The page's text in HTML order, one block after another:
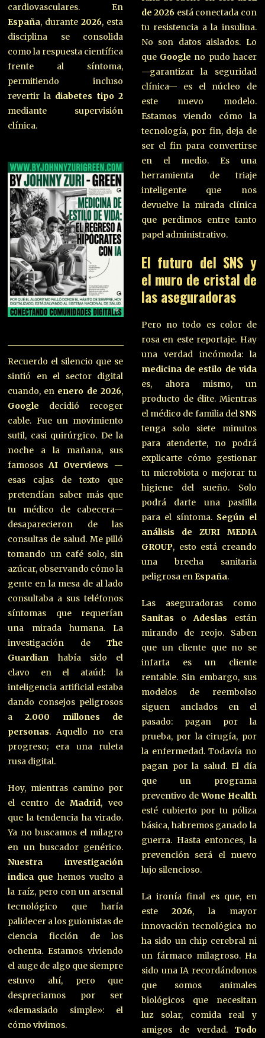
cardiovasculares. En
España, durante2026, esta
disciplina se consolida
como la respuesta científica
frente al síntoma,
permitiendo incluso
revertir la diabetes tipo 2
mediante supervisión
clínica.
Recuerdo el silencio que se
sintió en el sector digital
cuando, en enero de 2026,
Google decidió recoger
cable. Fue un movimiento
sutil, casi quirúrgico. De la
noche a la mañana, sus
famososAI Overviews —
esas cajas de texto que
pretendían saber más que
tu médico de cabecera—
desaparecieron de las
consultas de salud. Me pilló
tomando un café solo, sin
azúcar, observando cómo la
gente en la mesa de al lado
consultaba a sus teléfonos
síntomas que requerían
una mirada humana. La
investigación deThe
Guardian había sido el
clavo en el ataúd: la
inteligencia artificial estaba
dando consejos peligrosos
a2.000 millones de
personas. Aquello no era
progreso; era una ruleta
rusa digital.
Hoy, mientras camino por
el centro deMadrid, veo
que la tendencia ha virado.
Ya no buscamos el milagro
en un buscador genérico.
Nuestra investigación
indica que hemos vuelto a
la raíz, pero con un arsenal
tecnológico que haría
palidecer a los guionistas de
ciencia ficción de los
ochenta. Estamos viviendo
el auge de algo que siempre
estuvo ahí, pero que
despreciamos por ser
«demasiado simple»: el
cómo vivimos.
de 2026está conectada con
tu resistencia a la insulina.
No son datos aislados. Lo
que Google no pudo hacer
—garantizar la seguridad
clínica— es el núcleo de
este nuevo modelo.
Estamos viendo cómo la
tecnología, por fin, deja de
ser el fin para convertirse
en el medio. Es una
herramienta de triaje
inteligente que nos
devuelve la mirada clínica
que perdimos entre tanto
papel administrativo.
El futuro del SNS y
el muro de cristal de
las aseguradoras
Pero no todo es color de
rosa en este reportaje. Hay
una verdad incómoda: la
medicina de estilo de vida
es, ahora mismo, un
producto de élite. Mientras
el médico de familia del SNS
tenga solo siete minutos
para atenderte, no podrá
explicarte cómo gestionar
tu microbiota o mejorar tu
higiene del sueño. Solo
podrá darte una pastilla
para el síntoma. Según el
análisis de ZURI MEDIA
GROUP, esto está creando
una brecha sanitaria
peligrosa en España.
Las aseguradoras como
Sanitas o Adeslas están
mirando de reojo. Saben
que un cliente que no se
infarta es un cliente
rentable. Sin embargo, sus
modelos de reembolso
siguen anclados en el
pasado: pagan por la
prueba, por la cirugía, por
la enfermedad. Todavía no
pagan por la salud. El día
que un programa
preventivo deWone Health
esté cubierto por tu póliza
básica, habremos ganado la
guerra. Hasta entonces, la
prevención será el nuevo
lujo silencioso.
La ironía final es que, en
este 2026, la mayor
innovación tecnológica no
ha sido un chip cerebral ni
un fármaco milagroso. Ha
sido una IA recordándonos
que somos animales
biológicos que necesitan
luz solar, comida real y
amigos de verdad. Todo